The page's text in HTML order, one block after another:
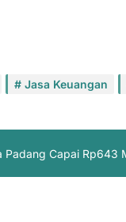
Jasa Keuangan
Padang Capai Rp643